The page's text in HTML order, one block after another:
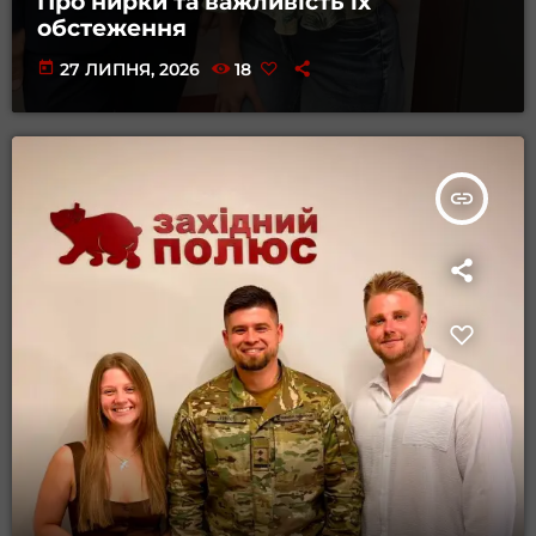
обстеження
today 27 ЛИПНЯ, 2026 18
insert_link